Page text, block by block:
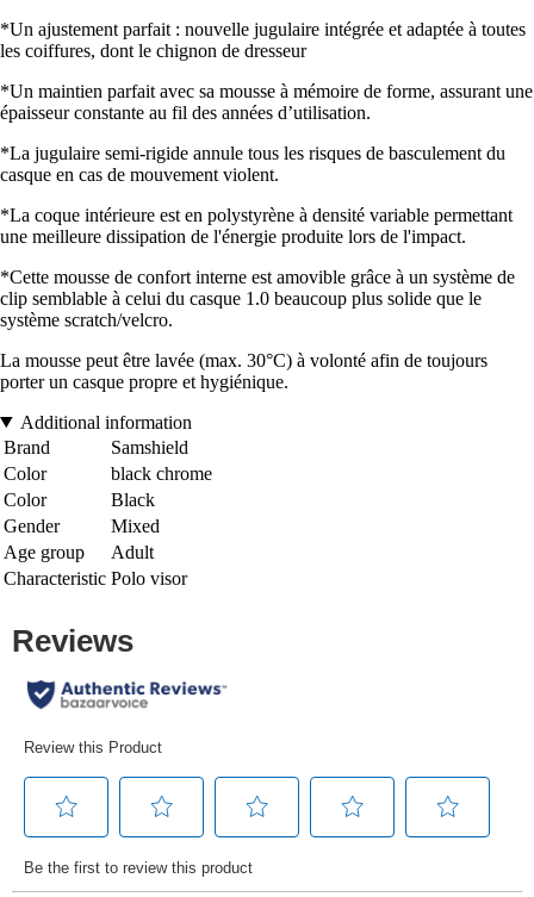
*Un ajustement parfait : nouvelle jugulaire intégrée et adaptée à toutes
les coiffures, dont le chignon de dresseur
*Un maintien parfait avec sa mousse à mémoire de forme, assurant une
épaisseur constante au fil des années d’utilisation.
*La jugulaire semi-rigide annule tous les risques de basculement du
casque en cas de mouvement violent.
*La coque intérieure est en polystyrène à densité variable permettant
une meilleure dissipation de l'énergie produite lors de l'impact.
*Cette mousse de confort interne est amovible grâce à un système de
clip semblable à celui du casque 1.0 beaucoup plus solide que le
système scratch/velcro.
La mousse peut être lavée (max. 30°C) à volonté afin de toujours
porter un casque propre et hygiénique.
Additional information
Brand
Samshield
Color
black chrome
Color
Black
Gender
Mixed
Age group
Adult
Characteristic Polo visor